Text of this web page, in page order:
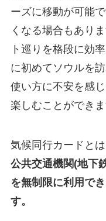
ーズに移動が可能
くなる場合もあり
ト巡りを格段に効
に初めてソウルを
使い方に不安を感
楽しむことができま
気候同行カードと
公共交通機関(地下
を無制限に利用で
す。